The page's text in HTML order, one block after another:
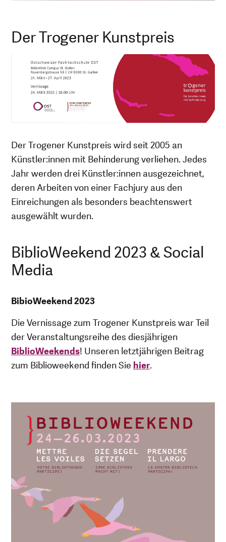
Der Trogener Kunstpreis
Der Trogener Kunstpreis wird seit 2005 an
Künstler:innen mit Behinderung verliehen. Jedes
Jahr werden drei Künstler:innen ausgezeichnet,
deren Arbeiten von einer Fachjury aus den
Einreichungen als besonders beachtenswert
ausgewählt wurden.
BiblioWeekend 2023 & Social
Media
BibioWeekend 2023
Die Vernissage zum Trogener Kunstpreis war Teil
der Veranstaltungsreihe des diesjährigen
BiblioWeekends! Unseren letztjährigen Beitrag
zum Biblioweekend finden Sie hier.